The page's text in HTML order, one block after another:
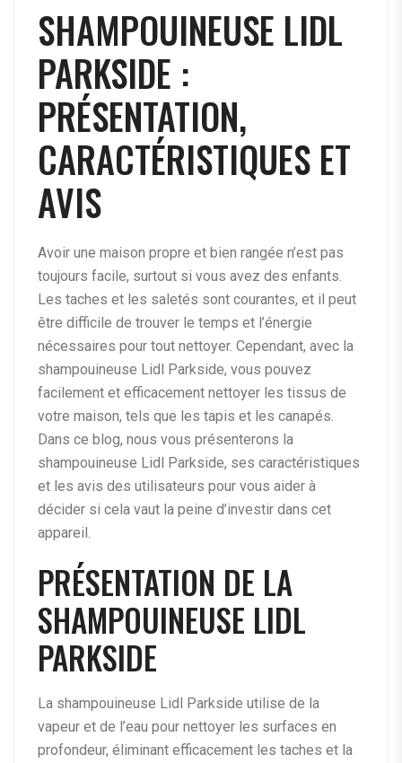
SHAMPOUINEUSE LIDL
PARKSIDE :
PRÉSENTATION,
CARACTÉRISTIQUES ET
AVIS
Avoir une maison propre et bien rangée n’est pas
toujours facile, surtout si vous avez des enfants.
Les taches et les saletés sont courantes, et il peut
être difficile de trouver le temps et l’énergie
nécessaires pour tout nettoyer. Cependant, avec la
shampouineuse Lidl Parkside, vous pouvez
facilement et efficacement nettoyer les tissus de
votre maison, tels que les tapis et les canapés.
Dans ce blog, nous vous présenterons la
shampouineuse Lidl Parkside, ses caractéristiques
et les avis des utilisateurs pour vous aider à
décider si cela vaut la peine d’investir dans cet
appareil.
PRÉSENTATION DE LA
SHAMPOUINEUSE LIDL
PARKSIDE
La shampouineuse Lidl Parkside utilise de la
vapeur et de l’eau pour nettoyer les surfaces en
profondeur, éliminant efficacement les taches et la